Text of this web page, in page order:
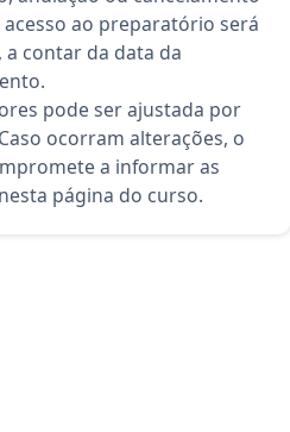
ao preparatório será
contar da data da
pode ser ajustada por
ocorram alterações, o
a informar as
página do curso.